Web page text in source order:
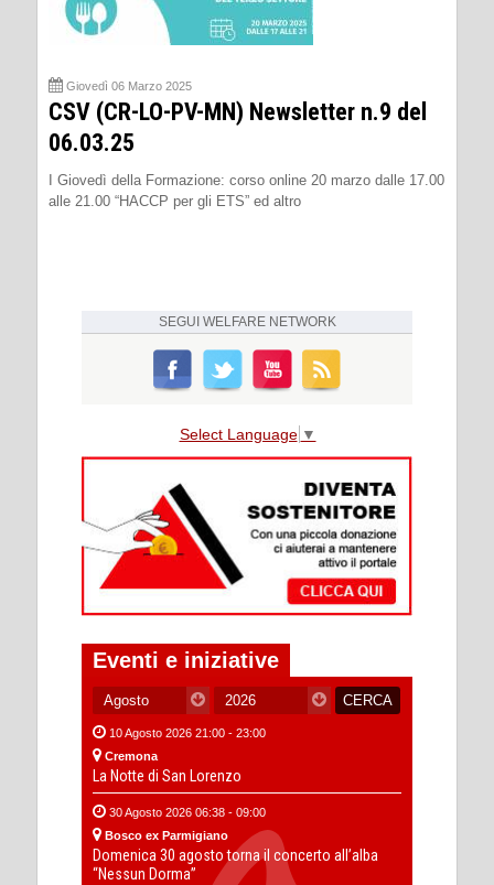
Giovedì 06 Marzo 2025
CSV (CR-LO-PV-MN) Newsletter n.9 del
06.03.25
I Giovedì della Formazione: corso online 20 marzo dalle 17.00
alle 21.00 “HACCP per gli ETS” ed altro
SEGUI WELFARE NETWORK
Select Language ▼
Eventi e iniziative
10 Agosto 2026 21:00 - 23:00
Cremona
La Notte di San Lorenzo
30 Agosto 2026 06:38 - 09:00
Bosco ex Parmigiano
Domenica 30 agosto torna il concerto all’alba
“Nessun Dorma”